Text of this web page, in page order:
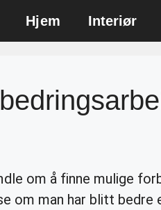
Hjem Interiør
om å finne mulige
om man har blitt bedre